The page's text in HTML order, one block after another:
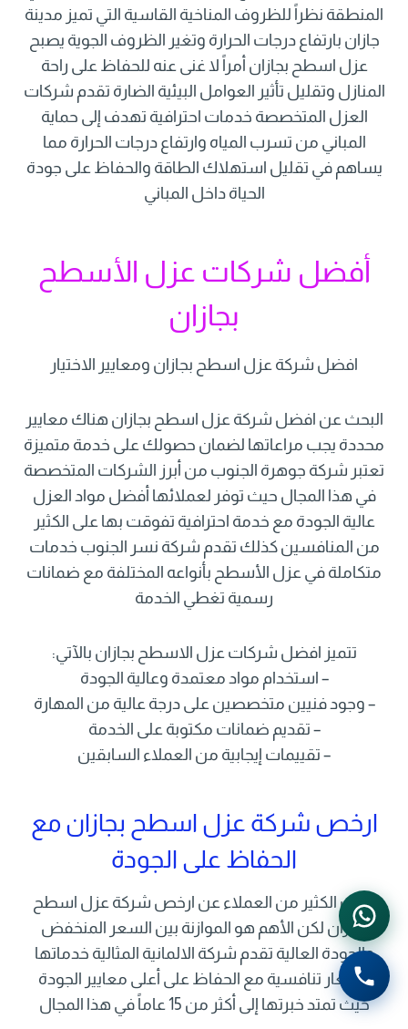
المنطقة نظراً للظروف المناخية القاسية التي تميز مدينة
جازان بارتفاع درجات الحرارة وتغير الظروف الجوية يصبح
عزل اسطح بجازان أمراً لا غنى عنه للحفاظ على راحة
المنازل وتقليل تأثير العوامل البيئية الضارة تقدم شركات
العزل المتخصصة خدمات احترافية تهدف إلى حماية
المباني من تسرب المياه وارتفاع درجات الحرارة مما
يساهم في تقليل استهلاك الطاقة والحفاظ على جودة
الحياة داخل المباني
أفضل شركات عزل الأسطح
بجازان
افضل شركة عزل اسطح بجازان ومعايير الاختيار
البحث عن افضل شركة عزل اسطح بجازان هناك معايير
محددة يجب مراعاتها لضمان حصولك على خدمة متميزة
تعتبر شركة جوهرة الجنوب من أبرز الشركات المتخصصة
في هذا المجال حيث توفر لعملائها أفضل مواد العزل
عالية الجودة مع خدمة احترافية تفوقت بها على الكثير
من المنافسين كذلك تقدم شركة نسر الجنوب خدمات
متكاملة في عزل الأسطح بأنواعه المختلفة مع ضمانات
رسمية تغطي الخدمة
تتميز افضل شركات عزل الاسطح بجازان بالآتي:
– استخدام مواد معتمدة وعالية الجودة
– وجود فنيين متخصصين على درجة عالية من المهارة
– تقديم ضمانات مكتوبة على الخدمة
– تقييمات إيجابية من العملاء السابقين
ارخص شركة عزل اسطح بجازان مع
الحفاظ على الجودة
يبحث الكثير من العملاء عن ارخص شركة عزل اسطح
بجازان لكن الأهم هو الموازنة بين السعر المنخفض
والجودة العالية تقدم شركة الالمانية المثالية خدماتها
بأسعار تنافسية مع الحفاظ على أعلى معايير الجودة
حيث تمتد خبرتها إلى أكثر من 15 عاماً في هذا المجال